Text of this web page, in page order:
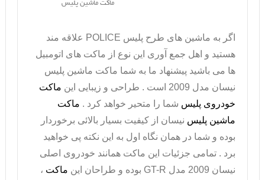
ماکت ماشین پلیس
اگر به ماشین های طرح پلیس POLICE علاقه مند
هستید و اهل جمع آوری این نوع از ماکت های اتومبیل
ها می باشید پیشنهاد ما به شما ماکت ماشین پلیس
نیسان مدل 2009 است . طراحی و زیبایی این ماکت
خودروی پلیس شما را متحیر خواهد کرد . ماکت
ماشین پلیس نیسان از کیفیت بسیار بالائی برخوردار
بوده و شما در همان نگاه اول به این نکته پی خواهید
برد . تمامی جزئیات این ماکت همانند خودروی اصلی
نیسان 2009 مدل GT-R بوده و طراحان این ماکت ،